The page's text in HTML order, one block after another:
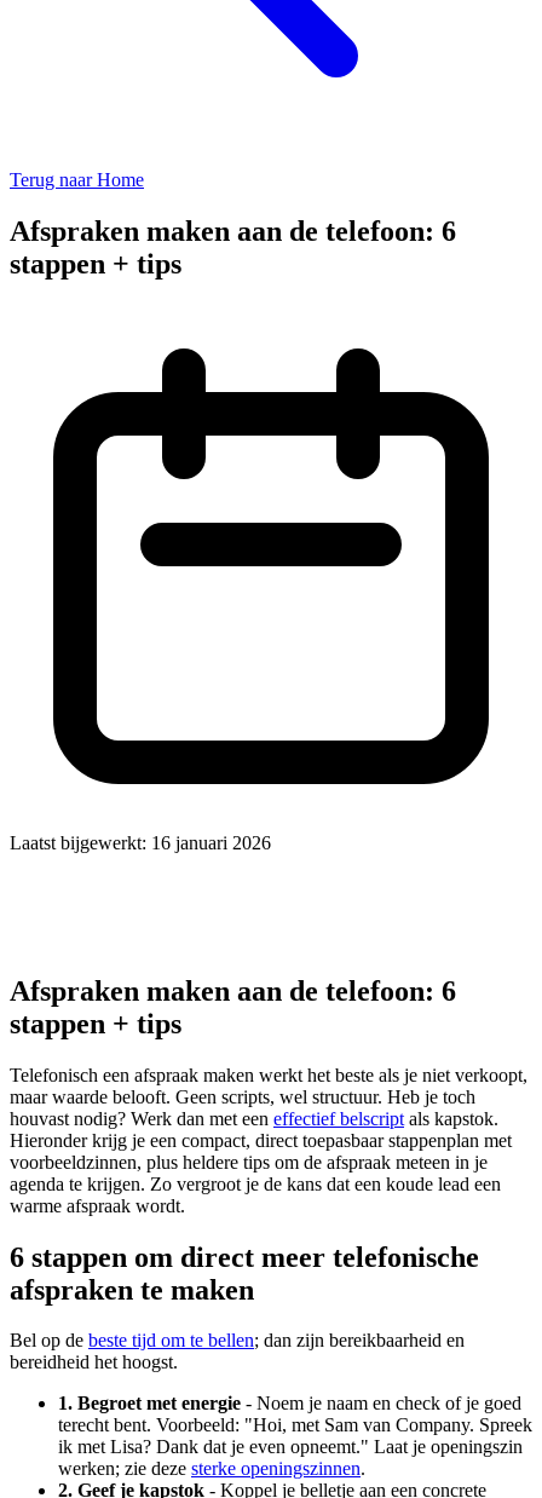
Terug naar Home
Afspraken maken aan de telefoon: 6
stappen + tips
Laatst bijgewerkt: 16 januari 2026
Afspraken maken aan de telefoon: 6
stappen + tips
Telefonisch een afspraak maken werkt het beste als je niet verkoopt,
maar waarde belooft. Geen scripts, wel structuur. Heb je toch
houvast nodig? Werk dan met een effectief belscript als kapstok.
Hieronder krijg je een compact, direct toepasbaar stappenplan met
voorbeeldzinnen, plus heldere tips om de afspraak meteen in je
agenda te krijgen. Zo vergroot je de kans dat een koude lead een
warme afspraak wordt.
6 stappen om direct meer telefonische
afspraken te maken
Bel op de beste tijd om te bellen; dan zijn bereikbaarheid en
bereidheid het hoogst.
1. Begroet met energie - Noem je naam en check of je goed
terecht bent. Voorbeeld: "Hoi, met Sam van Company. Spreek
ik met Lisa? Dank dat je even opneemt." Laat je openingszin
werken; zie deze sterke openingszinnen.
2. Geef je kapstok - Koppel je belletje aan een concrete